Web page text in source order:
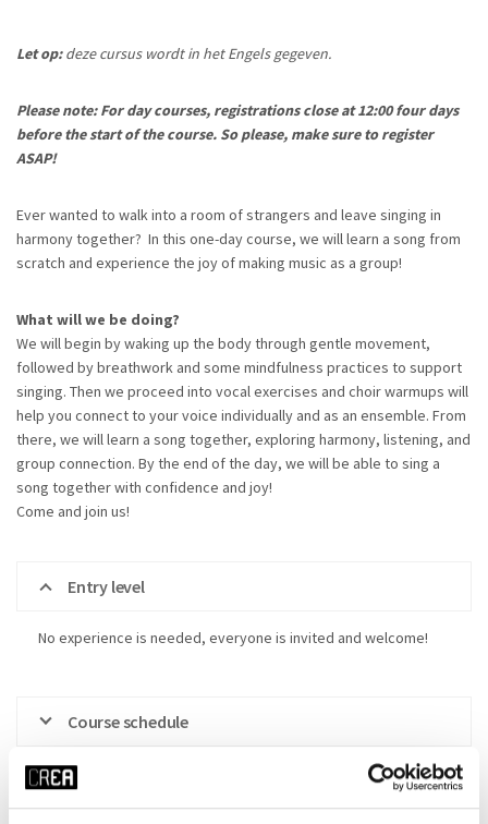
Let op:deze cursus wordt in het Engels gegeven.
Please note: For day courses, registrations close at 12:00 four days
before the start of the course. So please, make sure to register
ASAP!
Ever wanted to walk into a room of strangers and leave singing in
harmony together? In this one-day course, we will learn a song from
scratch and experience the joy of making music as a group!
What will we be doing?
We will begin by waking up the body through gentle movement,
followed by breathwork and some mindfulness practices to support
singing. Then we proceed into vocal exercises and choir warmups will
help you connect to your voice individually and as an ensemble. From
there, we will learn a song together, exploring harmony, listening, and
group connection. By the end of the day, we will be able to sing a
song together with confidence and joy!
Come and join us!
Entry level
No experience is needed, everyone is invited and welcome!
Course schedule